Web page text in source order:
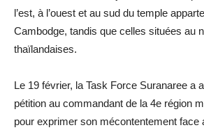
l’est, à l’ouest et au sud du temple
Cambodge, tandis que celles situées au
thaïlandaises.
Le 19 février, la Task Force Suranaree a
pétition au commandant de la 4e région
pour exprimer son mécontentement face